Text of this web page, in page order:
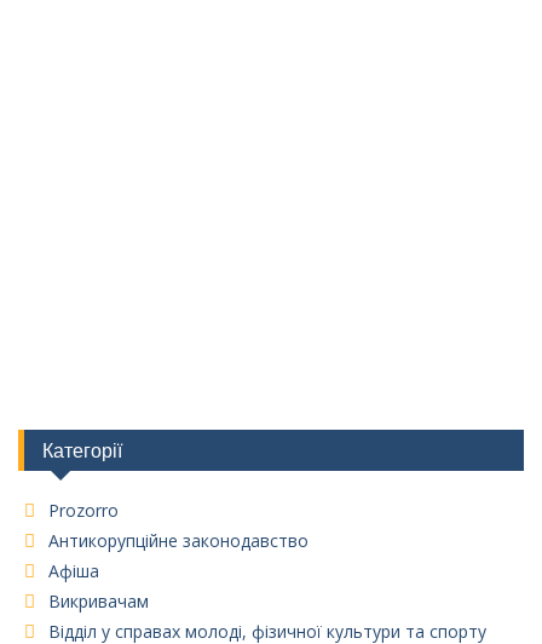
Категорії
Prozorro
Антикорупційне законодавство
Афіша
Викривачам
Відділ у справах молоді, фізичної культури та спорту